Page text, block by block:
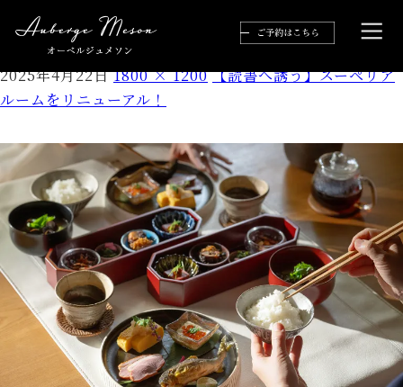
Evoto
2025年4月22日 1800 × 1200 【読書へ誘う】スーペリア
ルームをリニューアル！